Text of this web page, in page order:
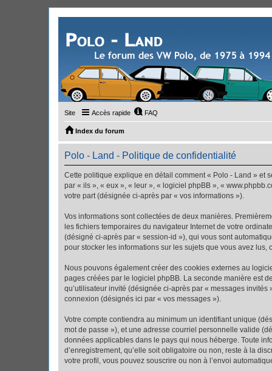
Site Accès rapide FAQ
Index du forum
Polo - Land - Politique de confidentialité
Cette politique explique en détail comment « Polo - Land » et
par « ils », « eux », « leur », « logiciel phpBB », «
votre part (désignée ci-après par « vos informations »).
Vos informations sont collectées de deux manières.
les fichiers temporaires du navigateur Internet de votre
(désigné ci-après par « session-id »), qui vous sont
pour stocker les informations sur les sujets que vous avez
Nous pouvons également créer des cookies externes au
pages créées par le logiciel phpBB. La seconde manière est
qu’utilisateur invité (désignée ci-après par « messages
connexion (désignés ici par « vos messages »).
Votre compte contiendra au minimum un identifiant unique
mot de passe »), et une adresse courriel personnelle valide
données applicables dans le pays qui nous héberge. Toute
d’enregistrement, qu’elle soit obligatoire ou non, reste à la
votre profil, vous pouvez souscrire ou non à l’envoi